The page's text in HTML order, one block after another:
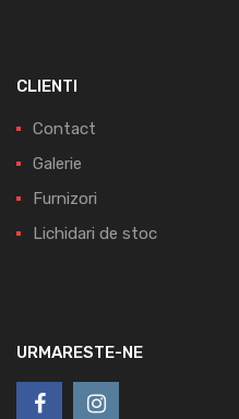
CLIENTI
Contact
Galerie
Furnizori
Lichidari de stoc
URMARESTE-NE